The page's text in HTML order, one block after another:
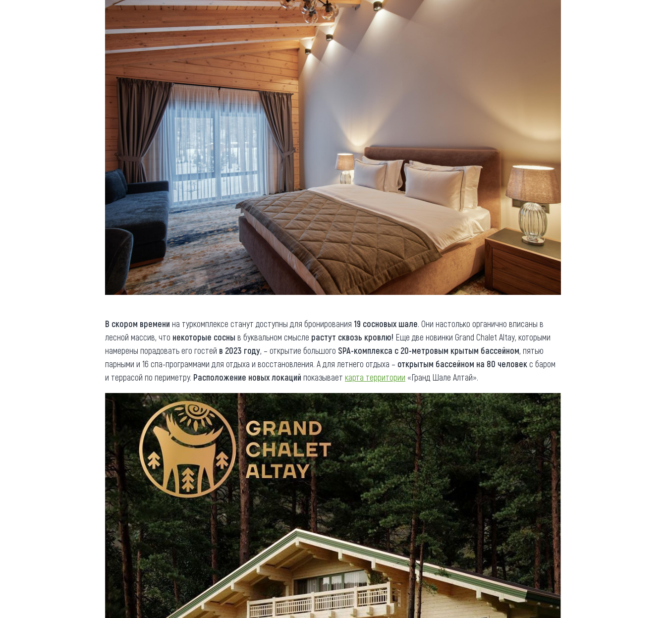
В скором времени на туркомплексе станут доступны для бронирования 19 сосновых шале. Они настолько органично вписаны в
лесной массив, что некоторые сосны в буквальном смысле растут сквозь кровлю! Еще две новинки Grand Chalet Altay, которыми
намерены порадовать его гостей в 2023 году, – открытие большого SPA-комплекса с 20-метровым крытым бассейном, пятью
парными и 16 спа-программами для отдыха и восстановления. А для летнего отдыха – открытым бассейном на 80 человекс баром
и террасой по периметру. Расположение новых локаций показывает карта территории «Гранд Шале Алтай».